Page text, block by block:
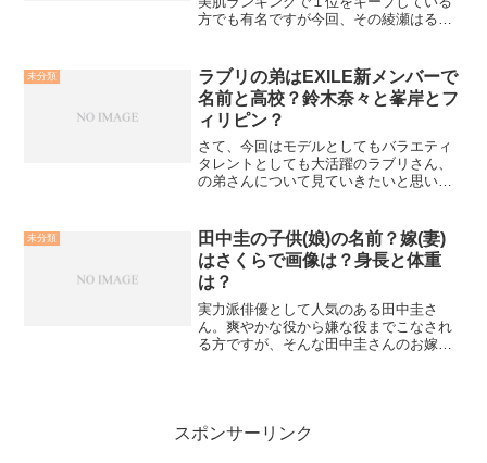
方でも有名ですが今回、その綾瀬はるか
とお手入れと化粧品と化粧水は？ 肌質は
親からの遺伝が大きく絡...
未分類
ラブリの弟はEXILE新メンバーで
名前と高校？鈴木奈々と峯岸とフ
ィリピン？
さて、今回はモデルとしてもバラエティ
タレントとしても大活躍のラブリさん、
の弟さんについて見ていきたいと思いま
出身地 愛媛県血液型 O
型身長 ...
未分類
田中圭の子供(娘)の名前？嫁(妻)
はさくらで画像は？身長と体重
は？
実力派俳優として人気のある田中圭さ
ん。爽やかな役から嫌な役までこなされ
る方ですが、そんな田中圭さんのお嫁さ
スポンサーリンク